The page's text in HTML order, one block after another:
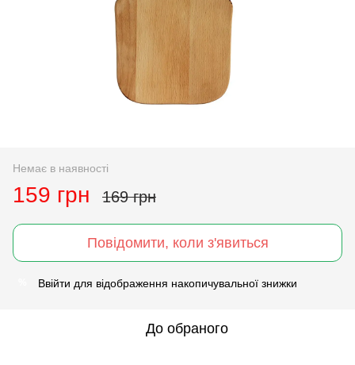
Немає в наявності
159 грн 169 грн
Повідомити, коли з'явиться
Ввійти для відображення накопичувальної знижки
До обраного